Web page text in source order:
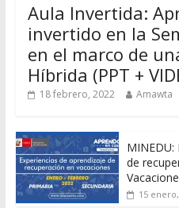
Aula Invertida:
invertido en la
en el marco de
Híbrida (PPT +
18 febrero, 2022 Amawta
MINEDU:
de
15